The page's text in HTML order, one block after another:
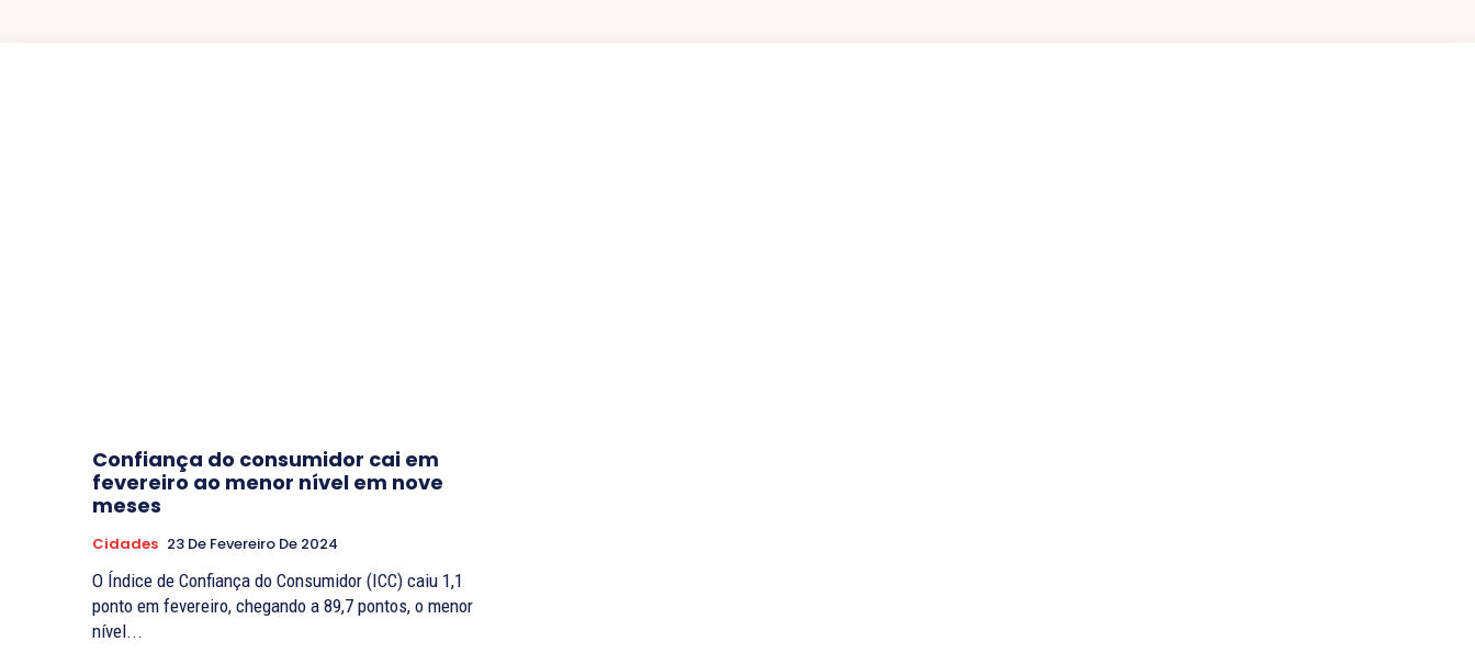
Confiança do consumidor cai em
fevereiro ao menor nível em nove
meses
Cidades 23 De Fevereiro De 2024
O Índice de Confiança do Consumidor (ICC) caiu 1,1
ponto em fevereiro, chegando a 89,7 pontos, o menor
nível...